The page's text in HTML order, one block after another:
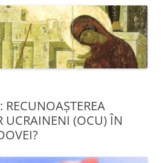
RECUNOAȘTEREA
UCRAINENI (OCU) ÎN